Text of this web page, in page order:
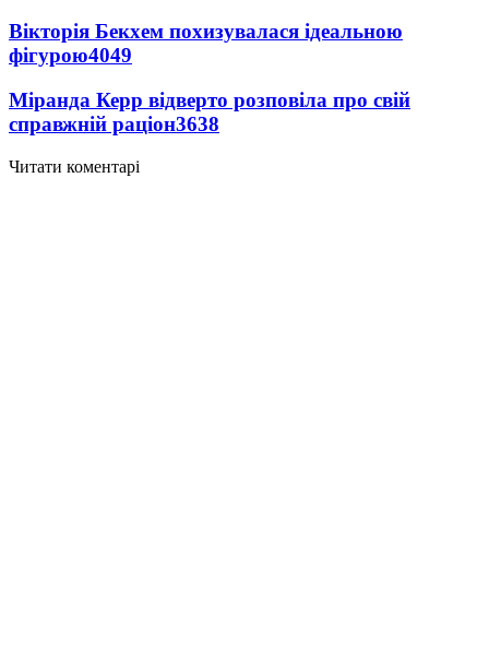
Вікторія Бекхем похизувалася ідеальною
фігурою4049
Міранда Керр відверто розповіла про свій
справжній раціон3638
Читати коментарі